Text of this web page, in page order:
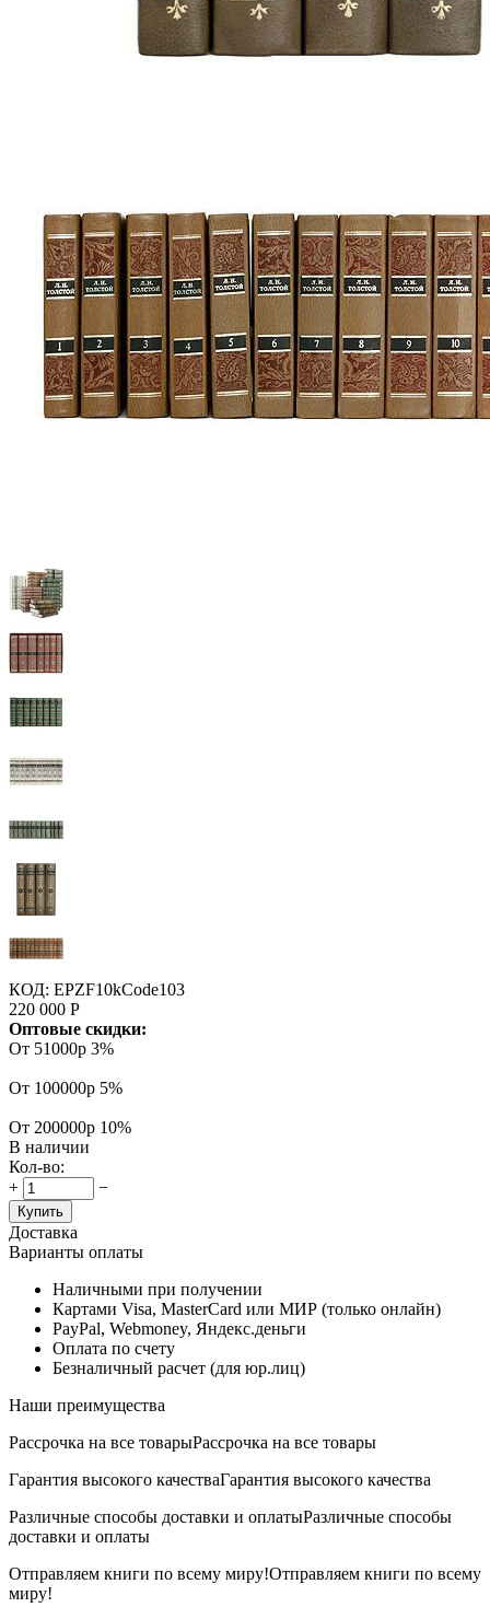
КОД: EPZF10kCode103
220 000 Р
Оптовые скидки:
От 51000р 3%
От 100000р 5%
От 200000р 10%
В наличии
Кол-во:
+
−
Купить
Доставка
Варианты оплаты
Наличными при получении
Картами Visa, MasterCard или МИР (только онлайн)
PayPal, Webmoney, Яндекс.деньги
Оплата по счету
Безналичный расчет (для юр.лиц)
Наши преимущества
Рассрочка на все товарыРассрочка на все товары
Гарантия высокого качестваГарантия высокого качества
Различные способы доставки и оплатыРазличные способы
доставки и оплаты
Отправляем книги по всему миру!Отправляем книги по всему
миру!